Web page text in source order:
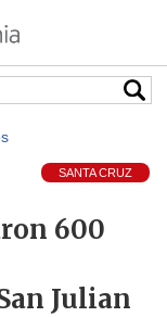
SANTA CRUZ
600
Julian